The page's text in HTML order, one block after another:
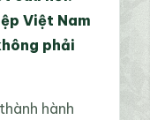
Việt Nam
phải
hành